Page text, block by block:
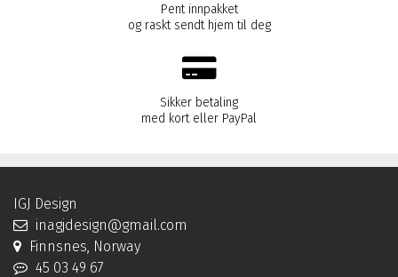
Pent innpakket
og raskt sendt hjem til deg
Sikker betaling
med kort eller PayPal
IGJ Design
inagjdesign@gmail.com
Finnsnes, Norway
45 03 49 67